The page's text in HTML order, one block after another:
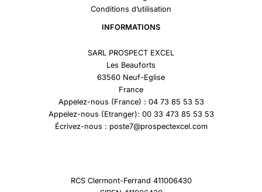
Conditions d’utilisation
INFORMATIONS
SARL PROSPECT EXCEL
Les Beauforts
63560 Neuf-Eglise
France
Appelez-nous (France) : 04 73 85 53 53
Appelez-nous (Etranger): 00 33 473 85 53 53
Écrivez-nous : poste7@prospectexcel.com
RCS Clermont-Ferrand 411006430